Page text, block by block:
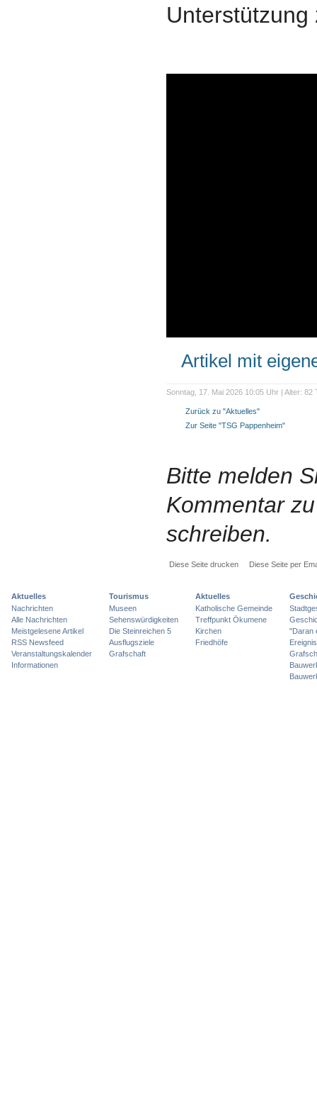
Unterstützung
Artikel mit
Sonntag, 17. Mai 2026 10:05 Uhr | Alter:
Zurück zu "Aktuelles"
Zur Seite "TSG Pappenheim"
Bitte melden
Kommentar
schreiben.
Diese Seite drucken Diese Seite per
Aktuelles
Nachrichten
Alle Nachrichten
Meistgelesene Artikel
RSS Newsfeed
Veranstaltungskalender
Informationen
Tourismus
Museen
Sehenswürdigkeiten
Die Steinreichen 5
Ausflugsziele
Grafschaft
Aktuelles
Katholische Gemeinde
Treffpunkt Ökumene
Kirchen
Friedhöfe
"Daran